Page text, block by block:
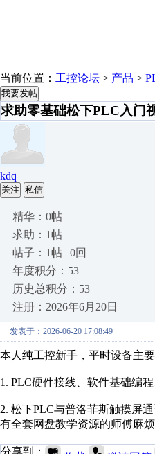
当前位置： 工控论坛 > 产品 >
我要发帖
求助零基础松下PLC入门
kdq
关注 私信
精华：0帖
求助：1帖
帖子：1帖 | 0回
年度积分：53
历史总积分：53
注册：2026年6月20日
发表于：2026-06-20 17:08:49
本人纯工控新手，平时设备主
1. PLC硬件接线、软件基础编
2. 松下PLC与普洛菲斯触摸屏
有全套网盘教学资源的师傅麻
分享到：